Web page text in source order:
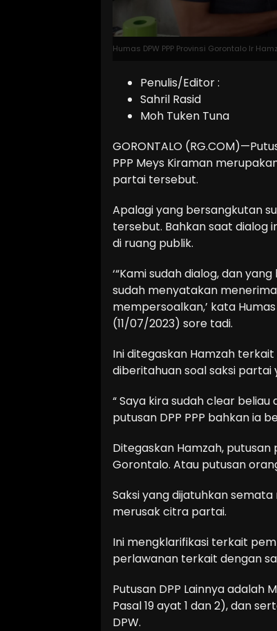
Humas DPW PPP Provinsi Gorontalo Ir
Penulis/Editor :
Sahril Rasid
Moh Tuken Tuna
GORONTALO
PPP Meys Kiraman
partai tersebut.
Apalagi yang bersangkutan
tersebut. Bahkan saat dialog
di ruang publik.
‘“Kami sudah dialog, dan
sudah menyatakan
mempersoalkan,’ kata
(11/07/2023) sore tadi.
Ini ditegaskan Hamzah
diberitahuan soal saksi partai
“ Saya kira sudah clear
putusan DPP PPP bahkan ia
Ditegaskan Hamzah, putusan
Gorontalo. Atau putusan
Saksi yang dijatuhkan
merusak citra partai.
Ini mengklarifikasi terkait
perlawanan terkait dengan
Putusan DPP Lainnya adalah
Pasal 19 ayat 1 dan 2), dan
DPW.